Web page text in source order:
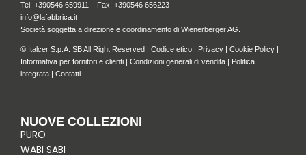
Tel: +390546 659911 – Fax: +390546 656223
info@lafabbrica.it
Società soggetta a direzione e coordinamento di Wienerberger AG.
© Italcer S.p.A. SB All Right Reserved | Codice etico | Privacy | Cookie Policy |
Informativa per fornitori e clienti | Condizioni generali di vendita | Politica
integrata | Contatti
NUOVE COLLEZIONI
PURO
WABI SABI